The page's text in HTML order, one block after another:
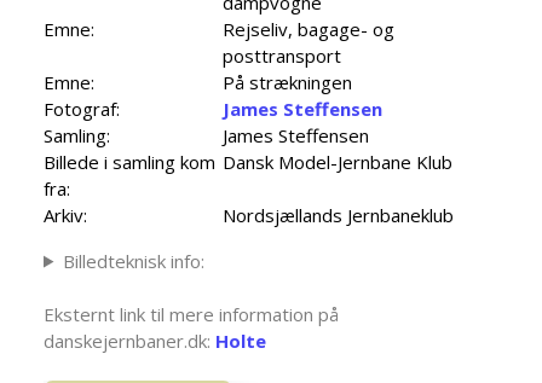
Emne:
Rejseliv, bagage- og
posttransport
Emne:
På strækningen
Fotograf:
James Steffensen
Samling:
James Steffensen
Billede i samling kom
fra:
Dansk Model-Jernbane Klub
Arkiv:
Nordsjællands Jernbaneklub
Billedteknisk info:
Eksternt link til mere information på
danskejernbaner.dk: Holte